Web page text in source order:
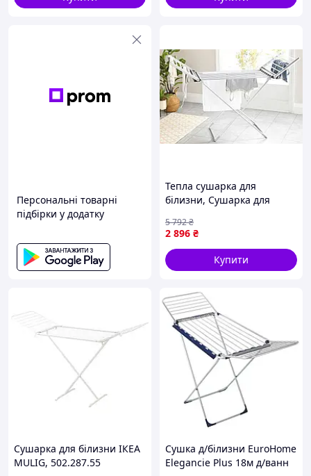
Персональні товарні
підбірки у додатку
Тепла сушарка для
білизни, Сушарка для
2 896 ₴
5 792₴
Купити
Сушарка для білизни ІКЕА
MULIG, 502.287.55
Сушка д/білизни EuroHome
Elegancie Plus 18м д/ванн